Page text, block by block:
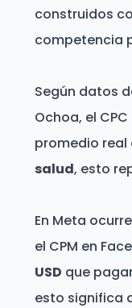
construidos
competencia
Según datos
Ochoa, el
promedio
salud, esto
En Meta
el CPM en
USD que
esto significa